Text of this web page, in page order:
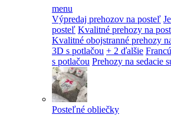
menu
Výpredaj prehozov na posteľ
posteľ Kvalitné prehozy na
Kvalitné obojstranné prehozy
3D s potlačou + 2 ďalšie
s potlačou Prehozy na sedacie
Posteľné obliečky